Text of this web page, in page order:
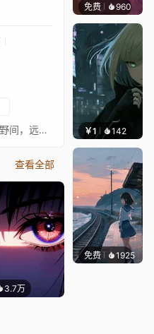
身着蕾丝白纱的少女站在紫色花野间，远处雪山层叠，夜空星光流转，裙摆随风轻扬，氛围浪漫治愈。
查看全部
3.7万
免费 960辰东
￥1 142
免费 1925辰东